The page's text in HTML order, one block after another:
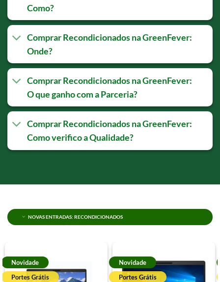
Como?
Comprar Recondicionados na GreenFever:
Onde?
Comprar Recondicionados na GreenFever:
O que ganho com a Parceria?
Comprar Recondicionados na GreenFever:
Como verifico a Qualidade?
NOVAS ENTRADAS: RECONDICIONADOS
Novidade
Portes Grátis
Novidade
Portes Grátis